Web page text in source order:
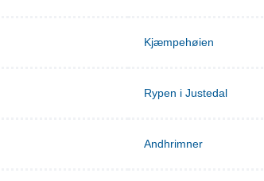
Kjæmpehøien
Rypen i Justedal
Andhrimner